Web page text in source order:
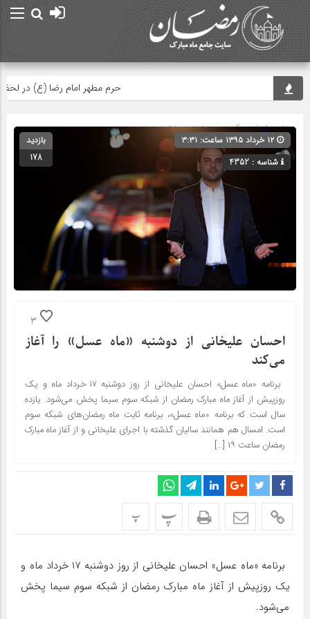
حرم مطهر امام رضا (ع) در لحظه
صفحه اصلی» گروه » دسته‌بندی نشده
شناسه : 4352
بازدید
178
3
احسان علیخانی از دوشنبه «ماه عسل» را آغاز
می‌کند
برنامه «ماه عسل» احسان علیخانی از روز دوشنبه ۱۷ خرداد ماه و یک
روزپیش از آغاز ماه مبارک رمضان از شبکه سوم سیما پخش می‌شود. یازده
سال است که برنامه «ماه عسل»، برنامه ثابت ماه رمضان‌های شبکه سوم
است. امسال هم همانند سالیان گذشته با اجرای علیخانی و از آغاز ماه مبارک
رمضان ساعت ۱۹ […]
پ پ
برنامه «ماه عسل» احسان علیخانی از روز دوشنبه ۱۷ خرداد ماه و
یک روزپیش از آغاز ماه مبارک رمضان از شبکه سوم سیما پخش
می‌شود.